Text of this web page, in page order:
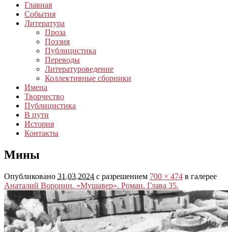
Главная
События
Литература
Проза
Поэзия
Публицистика
Переводы
Литературоведение
Коллективные сборники
Имена
Творчество
Публицистика
В пути
История
Контакты
Мины
Опубликовано 31.03.2024 с разрешением 700 × 474 в галерее
Анаталий Воронин. «Мушавер». Роман. Глава 35.